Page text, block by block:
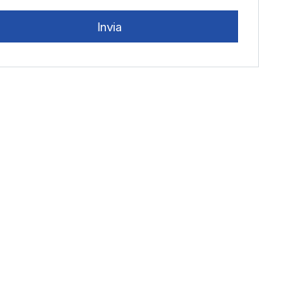
Invia